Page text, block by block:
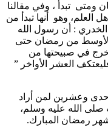
ومتى تبدأ ، وفي مقالنا
العلم، وهو أنها تبدأ من
: أن رسول الله
من رمضان حتى
في صبيحتها من
العشر الأواخر ”
إحدى وعشرين لمن أراد
صلى الله عليه وسلم،
رمضان المبارك.